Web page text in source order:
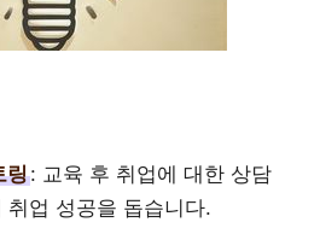
링: 교육 후 취업에 대한 상담
취업 성공을 돕습니다.